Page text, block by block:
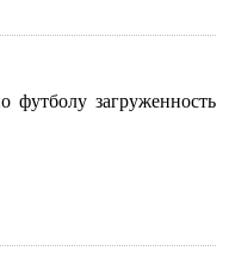
футболу загруженность